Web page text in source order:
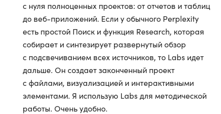
с нуля полноценных проектов: от отчетов и таблиц
до веб-приложений. Если у обычного Perplexity
есть простой Поиск и функция Research, которая
собирает и синтезирует развернутый обзор
с подсвечиванием всех источников, то Labs идет
дальше. Он создает законченный проект
с файлами, визуализацией и интерактивными
элементами. Я использую Labs для методической
работы. Очень удобно.